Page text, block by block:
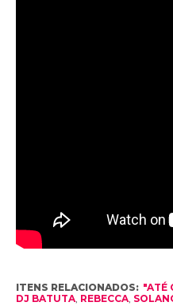
ITENS RELACIONADOS: "ATÉ
DJ BATUTA, REBECCA,